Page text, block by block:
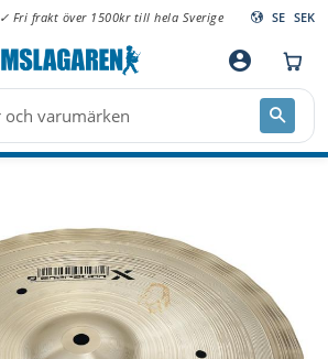
✓ Fri frakt över 1500kr till hela Sverige SE SEK
account_circle